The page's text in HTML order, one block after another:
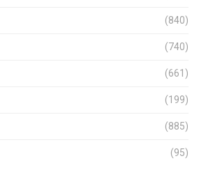
(840)
(740)
(661)
(199)
(885)
(95)